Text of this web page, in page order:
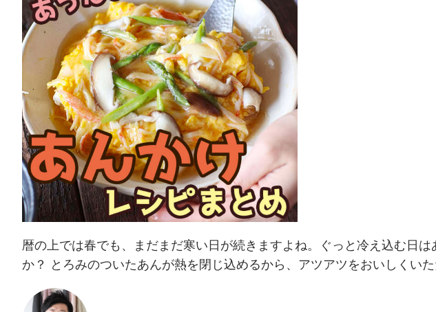
暦の上では春でも、まだまだ寒い日が続きますよね。ぐっと冷え込む日
か？ とろみのついたあんが熱を閉じ込めるから、アツアツをおいしくいた